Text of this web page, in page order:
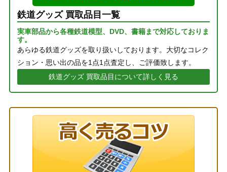
鉄道グッズ 買取品目一覧
実車部品から各種鉄道模型、DVD、書籍まで対応しておりま
す。
あらゆる鉄道グッズを取り扱いしております。大切なコレク
ション・思い出の品を1点1点査定し、ご評価致します。
鉄道グッズ 買取品目について詳しく見る